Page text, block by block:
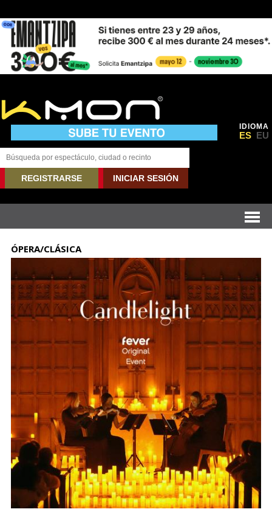
IDIOMA
ES EU
REGISTRARSE INICIAR SESIÓN
ÓPERA/CLÁSICA